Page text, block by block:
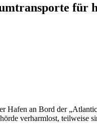
für
an Bord der
verharmlost, teilweise